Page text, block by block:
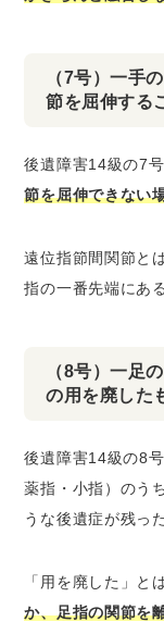
（7号）一手
節を屈伸する
後遺障害14級の7号
節を屈伸できない
遠位指節間関節と
指の一番先端にあ
（8号）一足
の用を廃した
後遺障害14級の8
薬指・小指）のう
うな後遺症が残っ
「用を廃した」と
か、足指の関節を